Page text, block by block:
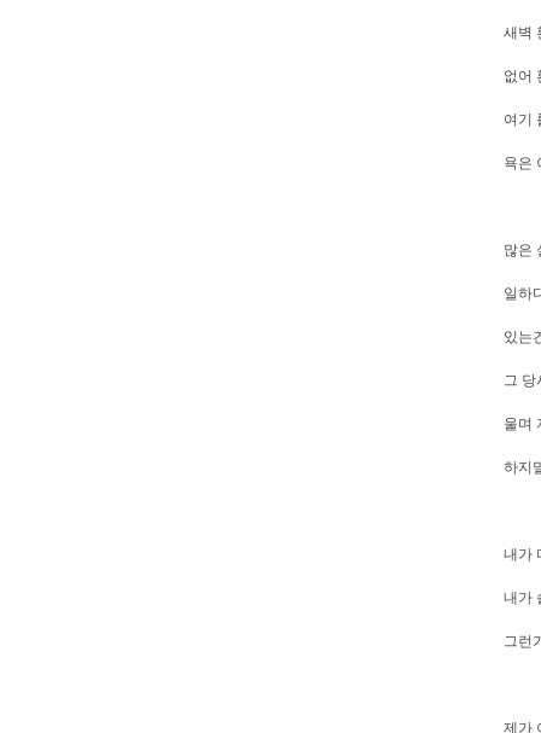
새벽
없어
여기
욕은
많은
일하
있는
그 당
울며
하지
내가
내가
그런
제가